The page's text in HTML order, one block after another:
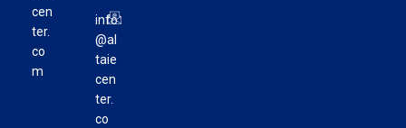
info
@al
taie
cen
ter.
co
cen
ter.
co
m